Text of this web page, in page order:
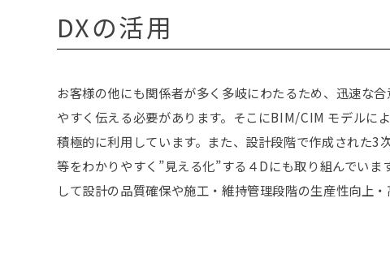
DXの活用
お客様の他にも関係者が多く多岐にわたるため、迅速な
やすく伝える必要があります。そこにBIM/CIM モデルに
積極的に利用しています。また、設計段階で作成された3
等をわかりやすく”見える化”する４Dにも取り組んでいま
して設計の品質確保や施工・維持管理段階の生産性向上・